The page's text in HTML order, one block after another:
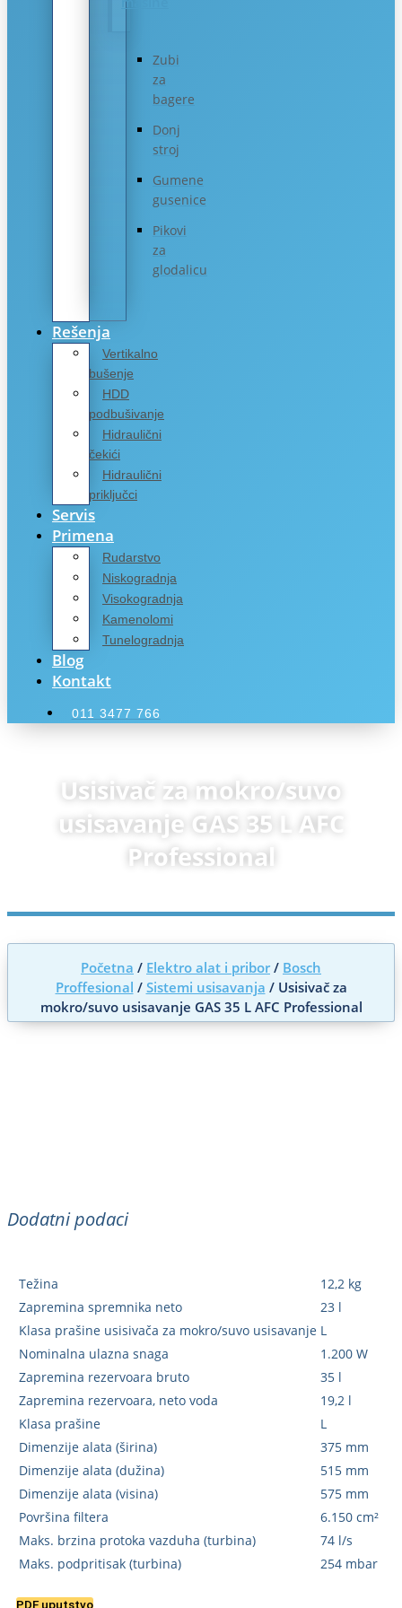
Zubi
za
bagere
Donj
stroj
Gumene
gusenice
Pikovi
za
glodalicu
Rešenja
Vertikalno
bušenje
HDD
podbušivanje
Hidraulični
čekići
Hidraulični
priključci
Servis
Primena
Rudarstvo
Niskogradnja
Visokogradnja
Kamenolomi
Tunelogradnja
Blog
Kontakt
011 3477 766
Usisivač za mokro/suvo
usisavanje GAS 35 L AFC
Professional
Početna / Elektro alat i pribor / Bosch
Proffesional / Sistemi usisavanja / Usisivač za
mokro/suvo usisavanje GAS 35 L AFC Professional
Dodatni podaci
Težina
12,2 kg
Zapremina spremnika neto
23 l
Klasa prašine usisivača za mokro/suvo usisavanje L
Nominalna ulazna snaga
1.200 W
Zapremina rezervoara bruto
35 l
Zapremina rezervoara, neto voda
19,2 l
Klasa prašine
L
Dimenzije alata (širina)
375 mm
Dimenzije alata (dužina)
515 mm
Dimenzije alata (visina)
575 mm
Površina filtera
6.150 cm²
Maks. brzina protoka vazduha (turbina)
74 l/s
Maks. podpritisak (turbina)
254 mbar
PDF uputstvo